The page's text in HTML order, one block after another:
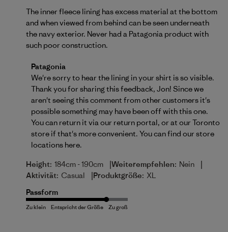
The inner fleece lining has excess material at the bottom
and when viewed from behind can be seen underneath
the navy exterior. Never had a Patagonia product with
such poor construction.
Kommentare des Store-Besitzers zu
Patagonia
We're sorry to hear the lining in your shirt is so visible.
Thank you for sharing this feedback, Jon! Since we
aren't seeing this comment from other customers it's
possible something may have been off with this one.
You can return it via our return portal, or at our Toronto
store if that's more convenient. You can find our store
locations here.
Height: 184cm - 190cm |Weiterempfehlen: Nein |
Aktivität: Casual |Produktgröße: XL
Passform